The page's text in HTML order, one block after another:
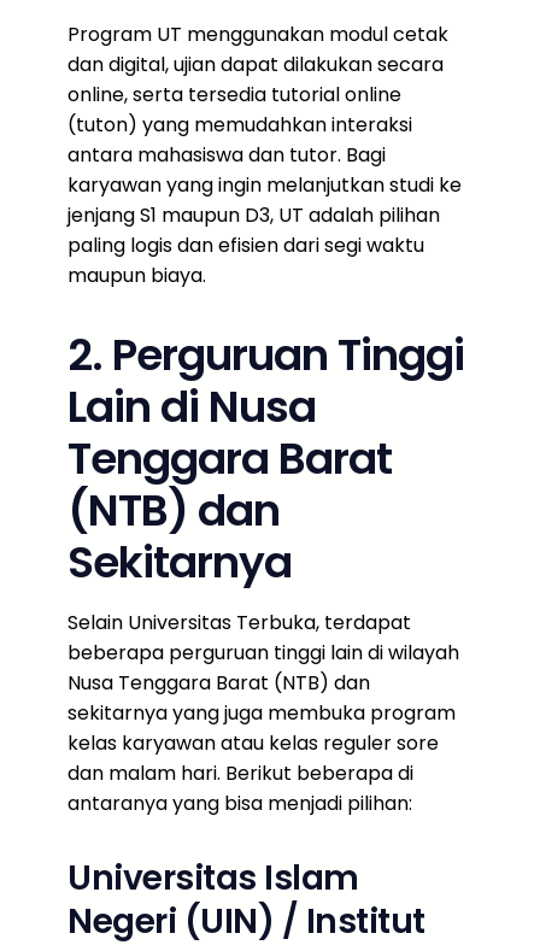
Program UT menggunakan modul cetak
dan digital, ujian dapat dilakukan secara
online, serta tersedia tutorial online
(tuton) yang memudahkan interaksi
antara mahasiswa dan tutor. Bagi
karyawan yang ingin melanjutkan studi ke
jenjang S1 maupun D3, UT adalah pilihan
paling logis dan efisien dari segi waktu
maupun biaya.
2. Perguruan Tinggi
Lain di Nusa
Tenggara Barat
(NTB) dan
Sekitarnya
Selain Universitas Terbuka, terdapat
beberapa perguruan tinggi lain di wilayah
Nusa Tenggara Barat (NTB) dan
sekitarnya yang juga membuka program
kelas karyawan atau kelas reguler sore
dan malam hari. Berikut beberapa di
antaranya yang bisa menjadi pilihan:
Universitas Islam
Negeri (UIN) / Institut